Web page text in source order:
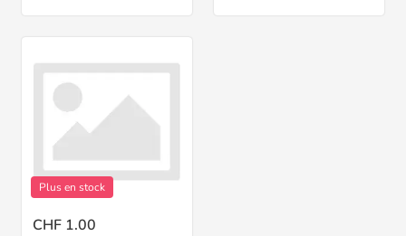
Plus en stock
CHF 1.00